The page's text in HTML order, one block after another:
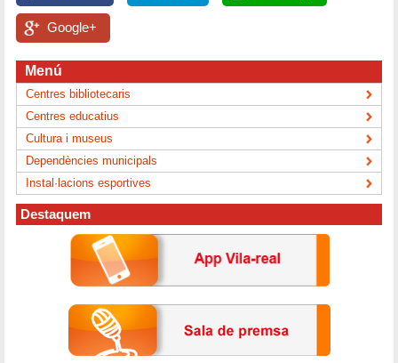
Google+
Menú
Centres bibliotecaris
Centres educatius
Cultura i museus
Dependències municipals
Instal·lacions esportives
Destaquem